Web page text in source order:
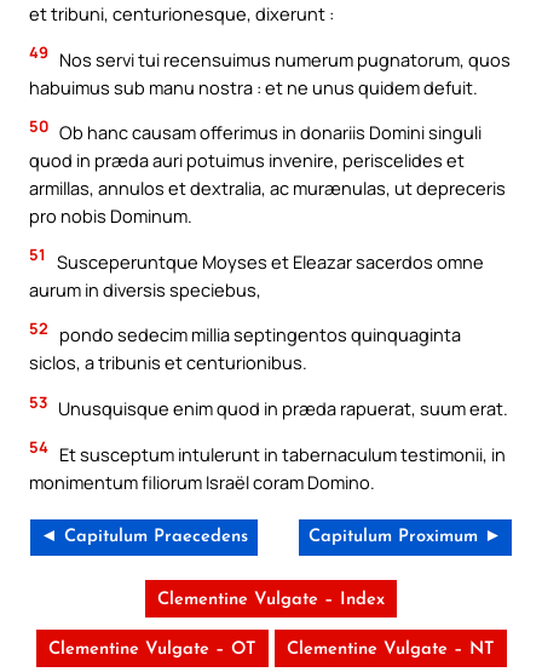
et tribuni, centurionesque, dixerunt :
49
Nos servi tui recensuimus numerum pugnatorum, quos
habuimus sub manu nostra : et ne unus quidem defuit.
50 Ob hanc causam offerimus in donariis Domini singuli
quod in præda auri potuimus invenire, periscelides et
armillas, annulos et dextralia, ac murænulas, ut depreceris
pro nobis Dominum.
51
Susceperuntque Moyses et Eleazar sacerdos omne
aurum in diversis speciebus,
52
pondo sedecim millia septingentos quinquaginta
siclos, a tribunis et centurionibus.
53 Unusquisque enim quod in præda rapuerat, suum erat.
54 Et susceptum intulerunt in tabernaculum testimonii, in
monimentum filiorum Israël coram Domino.
◄ Capitulum Praecedens Capitulum Proximum ►
Clementine Vulgate – Index
Clementine Vulgate – OT Clementine Vulgate – NT